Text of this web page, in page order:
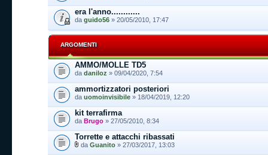
era l'anno............
da guido56 » 20/05/2010, 17:47
ARGOMENTI
AMMO/MOLLE TD5
da daniloz » 09/04/2020, 7:54
ammortizzatori posteriori
da uomoinvisibile » 18/04/2019, 12:20
kit terrafirma
da Brugo » 27/05/2010, 8:34
Torrette e attacchi ribassati
da Guanito » 27/03/2017, 13:03